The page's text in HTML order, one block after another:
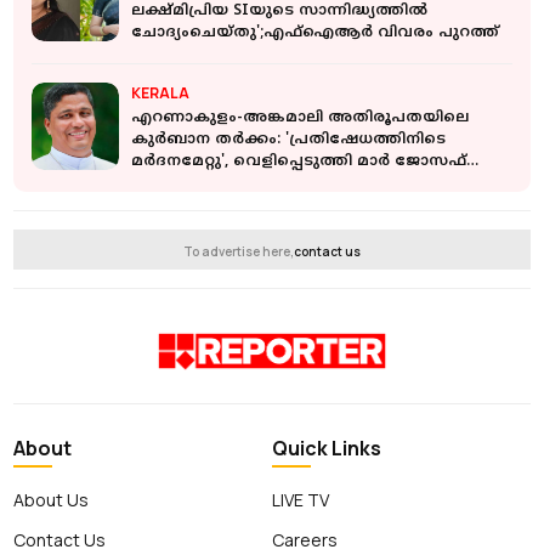
ലക്ഷ്മിപ്രിയ SIയുടെ സാന്നിദ്ധ്യത്തിൽ
ചോദ്യംചെയ്തു';എഫ്‌ഐആർ വിവരം പുറത്ത്
KERALA
എറണാകുളം-അങ്കമാലി അതിരൂപതയിലെ
കുർബാന തർക്കം: 'പ്രതിഷേധത്തിനിടെ
മർദനമേറ്റു', വെളിപ്പെടുത്തി മാർ ജോസഫ്
To advertise here,contact us
About
About Us
Contact Us
Quick Links
LIVE TV
Careers